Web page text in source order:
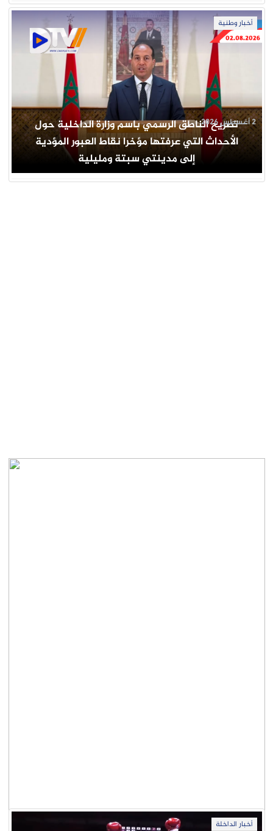
أخبار وطنية
تصريح الناطق الرسمي باسم وزارة الداخلية حول
الأحداث التي عرفتها مؤخرا نقاط العبور المؤدية
إلى مدينتي سبتة ومليلية
2 أغسطس 2026
أخبار الداخلة